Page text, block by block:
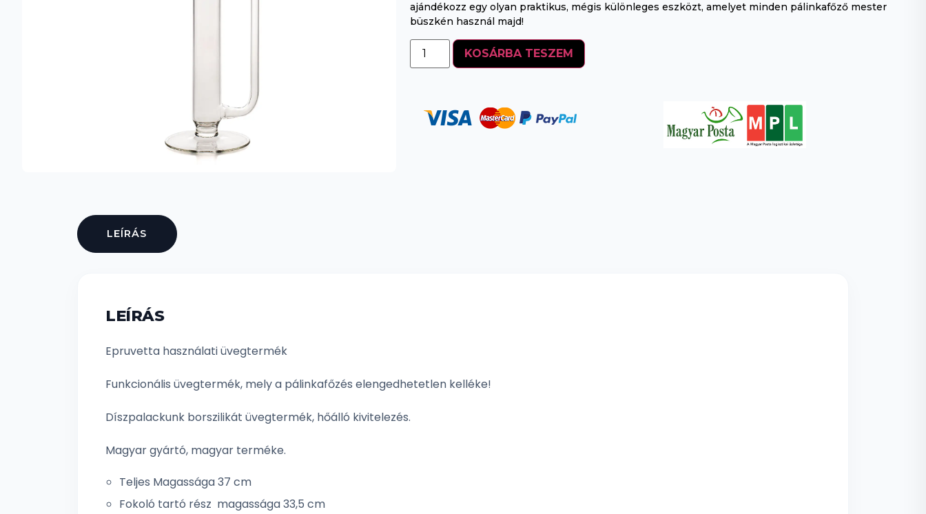
ajándékozz egy olyan praktikus, mégis különleges eszközt, amelyet minden pálinkafőző mester
büszkén használ majd!
KOSÁRBA TESZEM
LEÍRÁS
LEÍRÁS
Epruvetta használati üvegtermék
Funkcionális üvegtermék, mely a pálinkafőzés elengedhetetlen kelléke!
Díszpalackunk borszilikát üvegtermék, hőálló kivitelezés.
Magyar gyártó, magyar terméke.
Teljes Magassága 37 cm
Fokoló tartó rész magassága 33,5 cm